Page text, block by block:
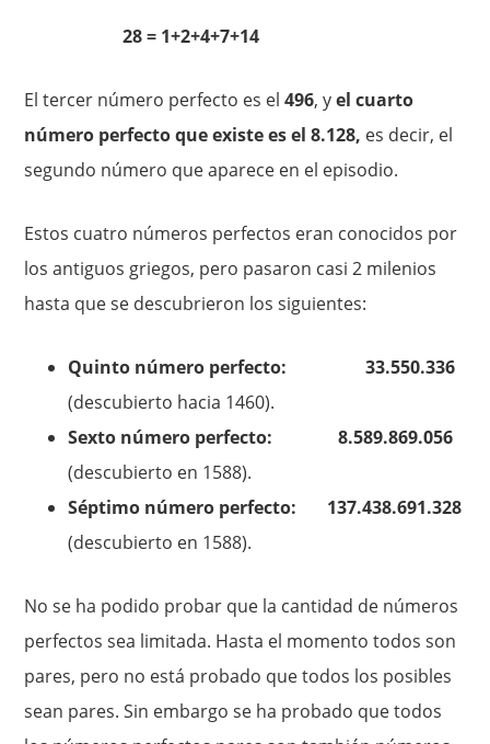
28 = 1+2+4+7+14
El tercer número perfecto es el496, yel cuarto
número perfecto que existe es el 8.128, es decir, el
segundo número que aparece en el episodio.
Estos cuatro números perfectos eran conocidos por
los antiguos griegos, pero pasaron casi 2 milenios
hasta que se descubrieron los siguientes:
Quinto número perfecto: 33.550.336
(descubierto hacia 1460).
Sexto número perfecto: 8.589.869.056
(descubierto en 1588).
Séptimo número perfecto: 137.438.691.328
(descubierto en 1588).
No se ha podido probar que la cantidad de números
perfectos sea limitada. Hasta el momento todos son
pares, pero no está probado que todos los posibles
sean pares. Sin embargo se ha probado que todos